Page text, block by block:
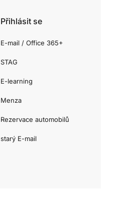
Přihlásit se
E-mail / Office 365+
STAG
E-learning
Menza
Rezervace automobilů
starý E-mail